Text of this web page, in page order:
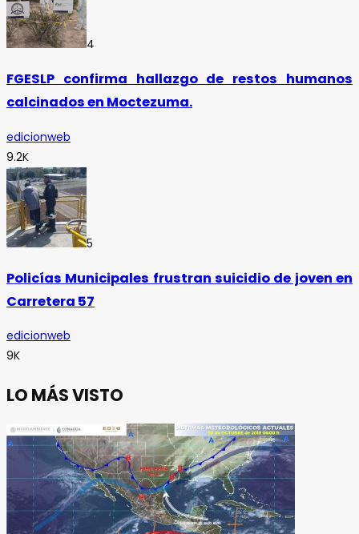
4
FGESLP confirma hallazgo de restos humanos
calcinados en Moctezuma.
edicionweb
9.2K
5
Policías Municipales frustran suicidio de joven en
Carretera 57
edicionweb
9K
LO MÁS VISTO